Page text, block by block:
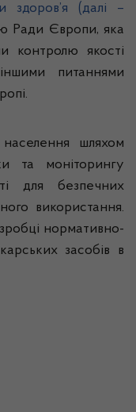
здоров’я (далі –
Ради Європи, яка
контролю якості
питаннями
шляхом
та моніторингу
для безпечних
використання.
нормативно-
засобів в